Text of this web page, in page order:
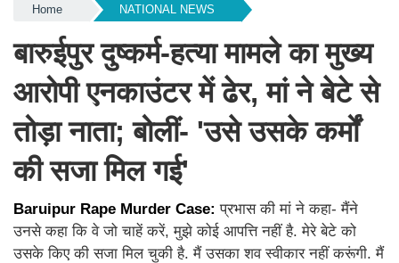
Home NATIONAL NEWS
बारुईपुर दुष्कर्म-हत्या मामले का मुख्य
आरोपी एनकाउंटर में ढेर, मां ने बेटे से
तोड़ा नाता; बोलीं- 'उसे उसके कर्मों
की सजा मिल गई'
Baruipur Rape Murder Case:प्रभास की मां ने कहा- मैंने
उनसे कहा कि वे जो चाहें करें, मुझे कोई आपत्ति नहीं है. मेरे बेटे को
उसके किए की सजा मिल चुकी है. मैं उसका शव स्वीकार नहीं करूंगी. मैं